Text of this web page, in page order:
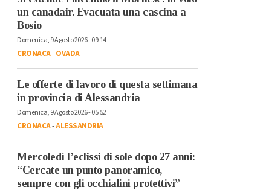
un canadair. Evacuata una cascina a
Bosio
Domenica, 9 Agosto 2026 - 09:14
CRONACA-OVADA
Le offerte di lavoro di questa settimana
in provincia di Alessandria
Domenica, 9 Agosto 2026 - 05:52
CRONACA-ALESSANDRIA
Mercoledì l’eclissi di sole dopo 27 anni:
“Cercate un punto panoramico,
sempre con gli occhialini protettivi”